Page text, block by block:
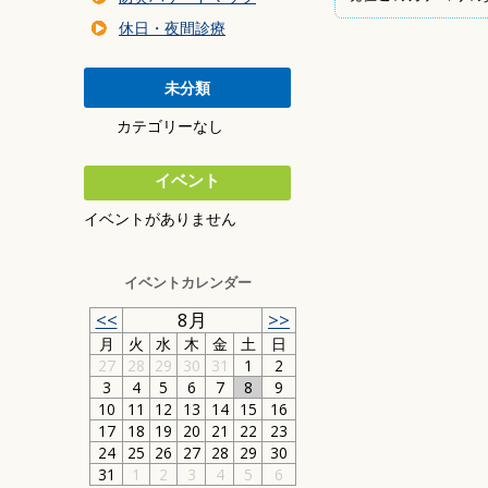
休日・夜間診療
未分類
カテゴリーなし
イベント
イベントがありません
イベントカレンダー
<< 8月 >>
月 火 水 木 金 土
日
27
28 29 30 31 1
2
3
4 5 6 7 8
9
10
11 12 13 14 15
16
17
18 19 20 21 22
23
24
25 26 27 28 29
30
31
1 2 3 4 5 6